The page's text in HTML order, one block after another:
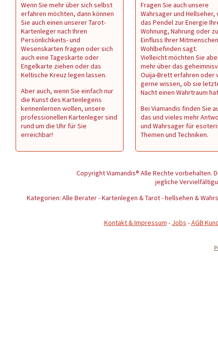
Wenn Sie mehr über sich selbst
erfahren möchten, dann können
Sie auch einen unserer Tarot-
Kartenleger nach Ihren
Persönlichkeits- und
Wesenskarten fragen oder sich
auch eine Tageskarte oder
Engelkarte ziehen oder das
Keltische Kreuz legen lassen.
Aber auch, wenn Sie einfach nur
die Kunst des Kartenlegens
kennenlernen wollen, unsere
professionellen Kartenleger sind
rund um die Uhr für Sie
erreichbar!
Fragen Sie auch unsere
Wahrsager und Hellseher,
das Pendel zur Energie
Wohnung, Nahrung oder
Einfluss Ihrer
Wohlbefinden sagt.
Vielleicht möchten Sie
mehr über das
Ouija-Brett erfahren oder
gerne wissen, ob sie
Nacht einen Wahrtraum
Bei Viamandis finden Sie
das und vieles mehr
und Wahrsager für
Themen und Techniken.
Copyright Viamandis® Alle Rechte vorbehalten.
jegliche
Kategorien: Alle Berater - Kartenlegen & Tarot - hellsehen &
Kontakt & Impressum - Jobs -AGB